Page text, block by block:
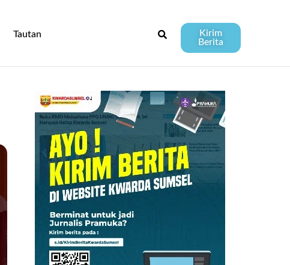
Tautan
Kirim
Berita